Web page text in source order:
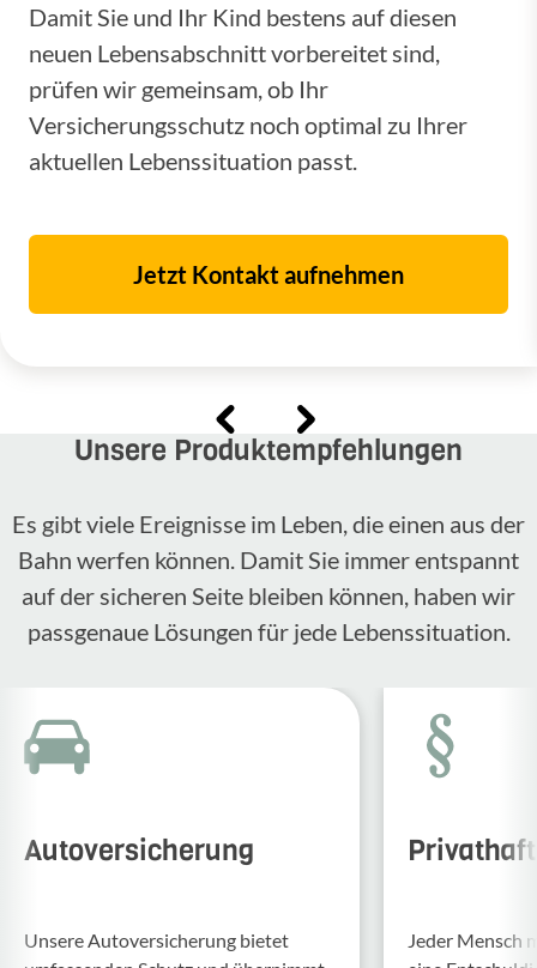
Damit Sie und Ihr Kind bestens auf diesen
neuen Lebensabschnitt vorbereitet sind,
prüfen wir gemeinsam, ob Ihr
Versicherungsschutz noch optimal zu Ihrer
aktuellen Lebenssituation passt.
Jetzt Kontakt aufnehmen
Unsere Produktempfehlungen
Es gibt viele Ereignisse im Leben, die einen aus der
Bahn werfen können. Damit Sie immer entspannt
auf der sicheren Seite bleiben können, haben wir
passgenaue Lösungen für jede Lebenssituation.
Autoversicherung
Unsere Auto­ver­si­che­rung bietet
Jeder Mensch